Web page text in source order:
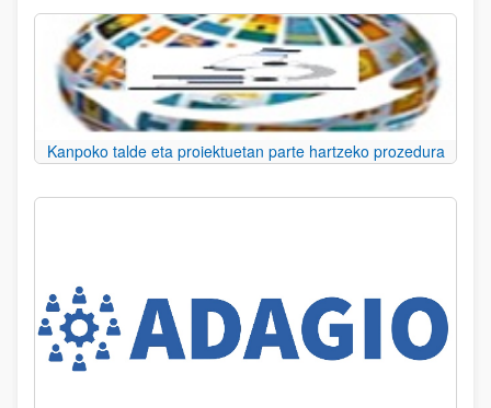
Kanpoko talde eta proiektuetan parte hartzeko prozedura